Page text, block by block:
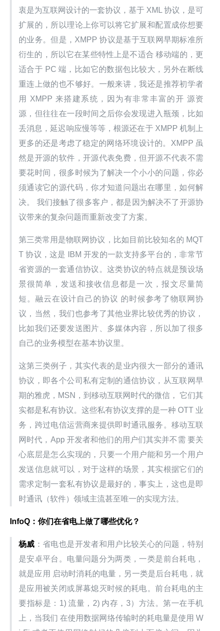
衷是为互联网设计的一套协议，基于 XML 协议，是可
扩展的，所以理论上你可以将它扩展和配置成你想要
的业务。但是，XMPP 协议是基于互联网早期标准所
衍生的，所以它在某些特性上是不适合 移动端的，更
适合于 PC 端，比如它的数据包比较大，另外在断线
重连上做的也不够好。一般来讲，我还是推荐初学者
用 XMPP 来搭建系统，因为有非常丰富的开 源资
源，但往往在一段时间之后你会发现进入瓶颈，比如
丢消息，延迟响应慢等等，根源还在于 XMPP 机制上
更多的还是考虑了稳定的网络环境设计的。XMPP 虽
然是开源的软件，开源代表免费，但开源不代表不需
要花时间，很多时候为了解决一个小小的问题，你必
须通读它的源代码，你才知道问题出在哪里，如何解
决。 我们接触了很多客户，都是因为解决不了开源协
议带来的复杂问题而重新改变了方案。
第三类常用是物联网协议，比如目前比较知名的 MQT
T 协议，这是 IBM 开发的一款支持多平台的，非常节
省资源的一套通信协议。这类协议的特点就是预设场
景很简单，发送和接收信息都是一次，报文尽量简
短。融云在设计自己的协议 的时候参考了物联网协
议，当然，我们也参考了其他业界比较优秀的协议，
比如我们还要发送图片、多媒体内容，所以加了很多
自己的业务模型在基本协议里。
这第三类例子，其实代表的是业内很大一部分的通讯
协议，即各个公司私有定制的通信协议，从互联网早
期的雅虎，MSN，到移动互联网时代的微信， 它们其
实都是私有协议。这些私有协议支撑的是一种 OTT 业
务，跨过电信运营商来提供即时通讯服务。移动互联
网时代，App 开发者和他们的用户们其实并不需 要关
心底层是怎么实现的，只要一个用户能和另一个用户
发送信息就可以，对于这样的场景，其实根据它们的
需求定制一套私有协议是最好的，事实上，这也是即
时通讯（软件）领域主流甚至唯一的实现方法。
InfoQ：你们在省电上做了哪些优化？
杨威 ：省电也是开发者和用户比较关心的问题，特别
是安卓平台。电量问题分为两类，一类是前台耗电，
就是应用 启动时消耗的电量，另一类是后台耗电，就
是应用被关闭或屏幕熄灭时候的耗电。前台耗电的主
要指标是：1) 流量，2) 内存，3）方法。第一在手机
上，当我们 在使用数据网络传输时的耗电量是使用 W